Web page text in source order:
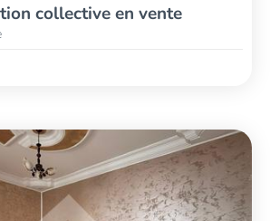
collective en vente